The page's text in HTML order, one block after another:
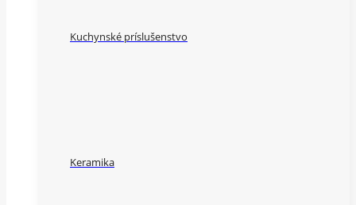
Kuchynské príslušenstvo
Keramika